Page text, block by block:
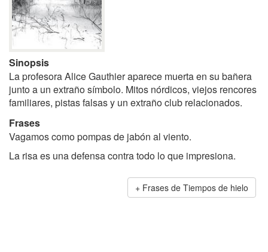
Sinopsis
La profesora Alice Gauthier aparece muerta en su bañera
junto a un extraño símbolo. Mitos nórdicos, viejos rencores
familiares, pistas falsas y un extraño club relacionados.
Frases
Vagamos como pompas de jabón al viento.
La risa es una defensa contra todo lo que impresiona.
Frases de Tiempos de hielo